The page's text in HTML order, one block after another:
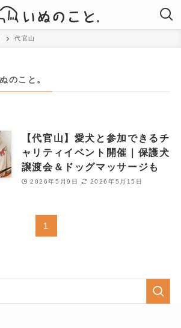
代官山
のこと。
【代官山】愛犬と参加できるチ
ャリティイベント開催｜保護犬
譲渡会＆ドッグマッサージも
2026年5月9日 2026年5月15日
1